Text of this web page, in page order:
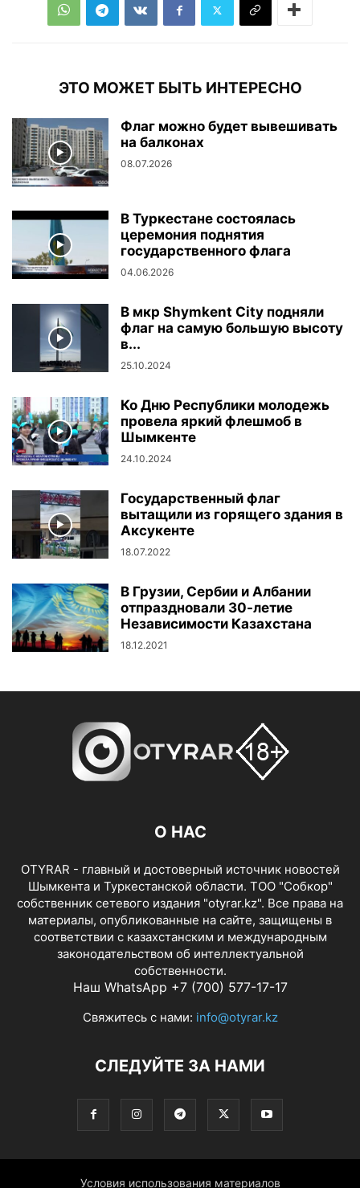
ЭТО МОЖЕТ БЫТЬ ИНТЕРЕСНО
Флаг можно будет вывешивать
на балконах
08.07.2026
В Туркестане состоялась
церемония поднятия
государственного флага
04.06.2026
В мкр Shymkent City подняли
флаг на самую большую высоту
в...
25.10.2024
Ко Дню Республики молодежь
провела яркий флешмоб в
Шымкенте
24.10.2024
Государственный флаг
вытащили из горящего здания в
Аксукенте
18.07.2022
В Грузии, Сербии и Албании
отпраздновали 30-летие
Независимости Казахстана
18.12.2021
О НАС
OTYRAR - главный и достоверный источник новостей
Шымкента и Туркестанской области. ТОО "Собкор"
собственник сетевого издания "otyrar.kz". Все права на
материалы, опубликованные на сайте, защищены в
соответствии с казахстанским и международным
законодательством об интеллектуальной
собственности.
Наш WhatsApp +7 (700) 577-17-17
Свяжитесь с нами: info@otyrar.kz
СЛЕДУЙТЕ ЗА НАМИ
Условия использования материалов